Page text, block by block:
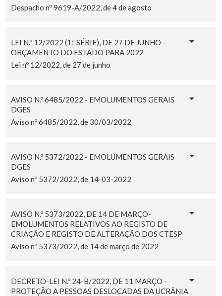
Despacho nº 9619-A/2022, de 4 de agosto
LEI N.º 12/2022 (1.ª SÉRIE), DE 27 DE JUNHO -
ORÇAMENTO DO ESTADO PARA 2022
Lei nº 12/2022, de 27 de junho
AVISO N.º 6485/2022 - EMOLUMENTOS GERAIS
DGES
Aviso nº 6485/2022, de 30/03/2022
AVISO N.º 5372/2022 - EMOLUMENTOS GERAIS
DGES
Aviso nº 5372/2022, de 14-03-2022
AVISO N.º 5373/2022, DE 14 DE MARÇO-
EMOLUMENTOS RELATIVOS AO REGISTO DE
CRIAÇÃO E REGISTO DE ALTERAÇÃO DOS CTESP
Aviso nº 5373/2022, de 14 de março de 2022
DECRETO-LEI N.º 24-B/2022, DE 11 MARÇO -
PROTEÇÃO A PESSOAS DESLOCADAS DA UCRÂNIA